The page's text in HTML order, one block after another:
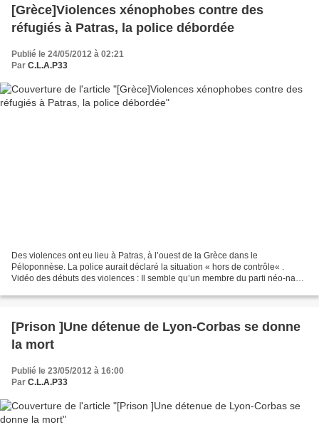
[Grèce]Violences xénophobes contre des
réfugiés à Patras, la police débordée
Publié le 24/05/2012 à 02:21
Par C.L.A.P33
Des violences ont eu lieu à Patras, à l’ouest de la Grèce dans le
Péloponnèse. La police aurait déclaré la situation « hors de contrôle« .
Vidéo des débuts des violences : Il semble qu’un membre du parti néo-nazi
[Prison ]Une détenue de Lyon-Corbas se donne
la mort
Publié le 23/05/2012 à 16:00
Par C.L.A.P33